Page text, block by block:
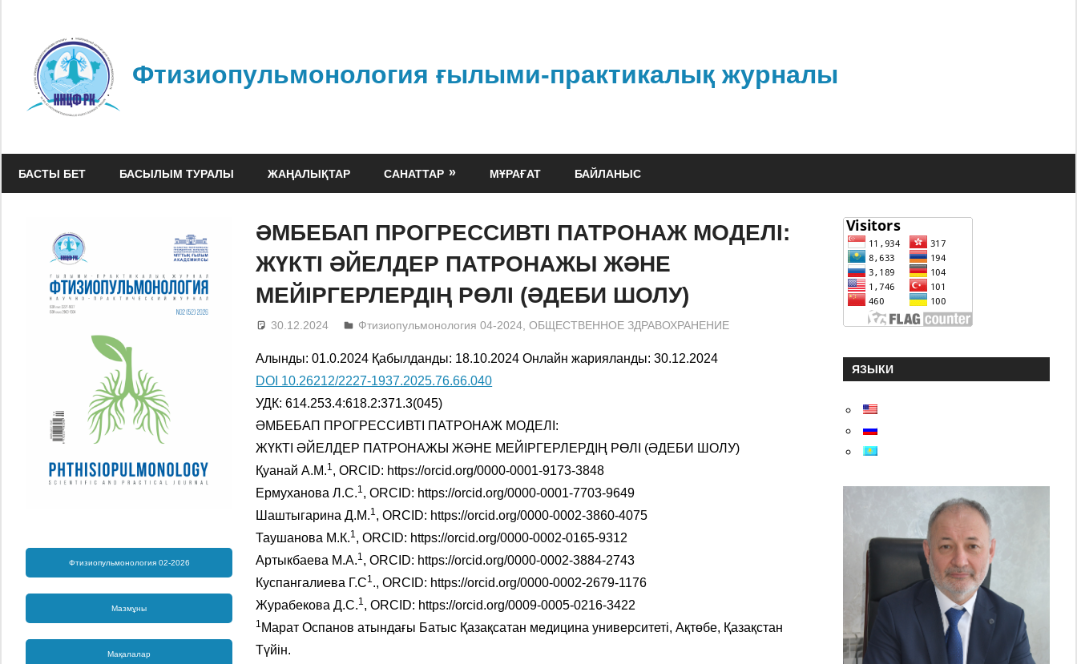
Фтизиопульмонология ғылыми-практикалық журналы
БАСТЫ БЕТ БАСЫЛЫМ ТУРАЛЫ ЖАҢАЛЫҚТАР САНАТТАР МҰРАҒАТ БАЙЛАНЫС
ӘМБЕБАП ПРОГРЕССИВТІ ПАТРОНАЖ МОДЕЛІ:
ЖҮКТІ ӘЙЕЛДЕР ПАТРОНАЖЫ ЖӘНЕ
МЕЙІРГЕРЛЕРДІҢ РӨЛІ (ӘДЕБИ ШОЛУ)
30.12.2024 admin
Фтизиопульмонология 04-2024, ОБЩЕСТВЕННОЕ ЗДРАВОХРАНЕНИЕ
Алынды: 01.0.2024 Қабылданды: 18.10.2024 Онлайн жарияланды: 30.12.2024
DOI 10.26212/2227-1937.2025.76.66.040
УДК: 614.253.4:618.2:371.3(045)
ӘМБЕБАП ПРОГРЕССИВТІ ПАТРОНАЖ МОДЕЛІ:
ЖҮКТІ ӘЙЕЛДЕР ПАТРОНАЖЫ ЖӘНЕ МЕЙІРГЕРЛЕРДІҢ РӨЛІ (ӘДЕБИ ШОЛУ)
Қуанай А.М.1 , ORCID: https://orcid.org/0000-0001-9173-3848
Ермуханова Л.С.1 , ORCID: https://orcid.org/0000-0001-7703-9649
Шаштыгарина Д.М.1 , ORCID: https://orcid.org/0000-0002-3860-4075
Таушанова М.К.1 , ORCID: https://orcid.org/0000-0002-0165-9312
Артыкбаева М.A.1 , ORCID: https://orcid.org/0000-0002-3884-2743
Куспангалиева Г.С1 ., ORCID: https://orcid.org/0000-0002-2679-1176
Журабекова Д.С.1 , ORCID: https://orcid.org/0009-0005-0216-3422
1 Марат Оспанов атындағы Батыс Қазақсатан медицина университеті, Ақтөбе, Қазақстан
Түйін.
Фтизиопульмонология 02-2026
Мазмұны
Мақалалар
ЯЗЫКИ